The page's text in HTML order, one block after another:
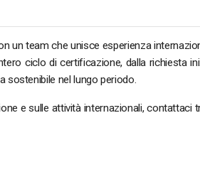
un team che unisce esperienza
ciclo di certificazione, dalla richiesta
sostenibile nel lungo periodo.
e sulle attività internazionali, contattaci